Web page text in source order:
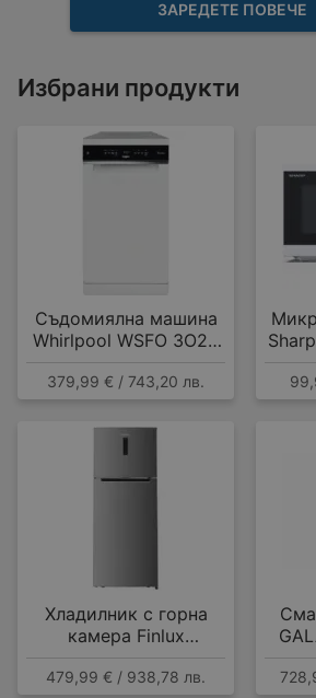
ЗАРЕДЕТЕ ПОВЕЧЕ
Избрани продукти
Съдомиялна машина
Whirlpool WSFO 3O23
379,99 € / 743,20 лв.
Хладилник с горна
камера Finlux
No Frost , Инокс
479,99 € / 938,78 лв.